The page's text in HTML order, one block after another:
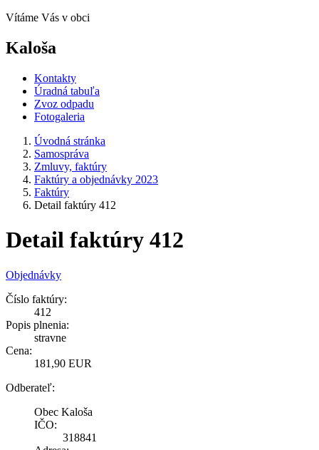
Vítáme Vás v obci
Kaloša
Kontakty
Úradná tabuľa
Zvoz odpadu
Fotogaleria
Úvodná stránka
Samospráva
Zmluvy, faktúry
Faktúry a objednávky 2023
Faktúry
Detail faktúry 412
Detail faktúry 412
Objednávky
Číslo faktúry:
412
Popis plnenia:
stravne
Cena:
181,90 EUR
Odberateľ:
Obec Kaloša
IČO:
318841